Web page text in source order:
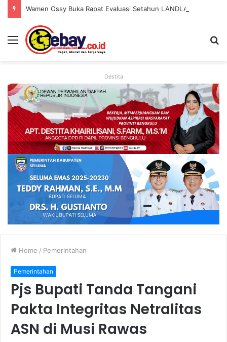
Destita
Home / Pemerintahan
Pemerintahan
Pjs Bupati Tanda Tangani
Pakta Integritas Netralitas
ASN di Musi Rawas